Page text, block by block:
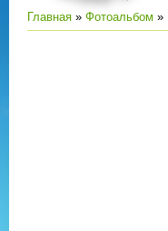
Главная » Фотоальбом »